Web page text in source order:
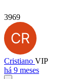
3969
Cristiano VIP
há 9 meses